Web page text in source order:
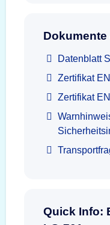
Datenblatt
Zertifikat
Zertifikat
Quick Info: